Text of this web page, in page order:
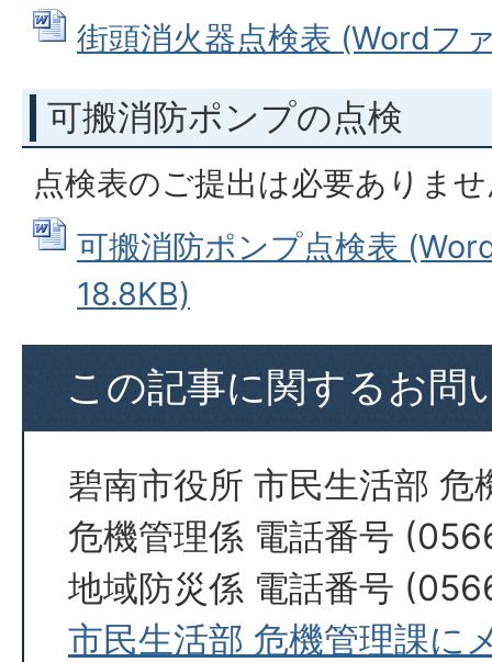
街頭消火器点検表 (Wordフ
可搬消防ポンプの点検
点検表のご提出は必要ありま
可搬消防ポンプ点検表
18.8KB)
この記事に関するお問
碧南市役所 市民生活部 危
危機管理係 電話番号
地域防災係 電話番号
市民生活部 危機管理課に